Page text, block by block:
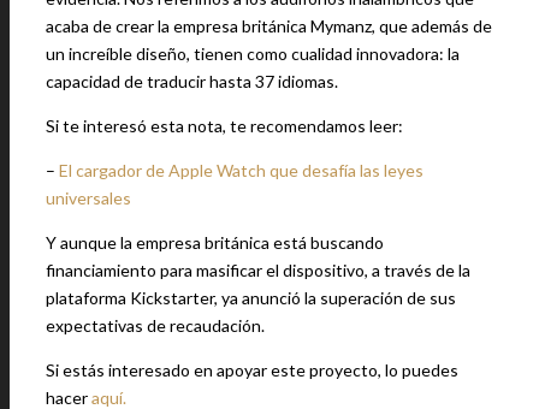
acaba de crear la empresa británica Mymanz, que además de
un increíble diseño, tienen como cualidad innovadora: la
capacidad de traducir hasta 37 idiomas.
Si te interesó esta nota, te recomendamos leer:
– El cargador de Apple Watch que desafía las leyes
universales
Y aunque la empresa británica está buscando
financiamiento para masificar el dispositivo, a través de la
plataforma Kickstarter, ya anunció la superación de sus
expectativas de recaudación.
Si estás interesado en apoyar este proyecto, lo puedes
haceraquí.